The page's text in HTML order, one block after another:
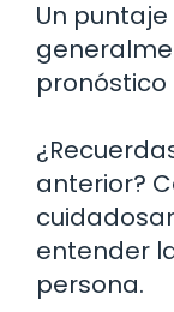
Un
anterior?
entender
persona.